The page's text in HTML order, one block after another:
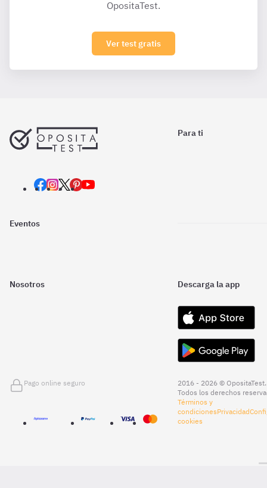
OpositaTest.
Ver test gratis
Para ti
Eventos
Nosotros Descarga la app
Pago online seguro
2016 - 2026 © OpositaTest.
Todos los derechos
Términos y
condicionesPrivacidad
cookies